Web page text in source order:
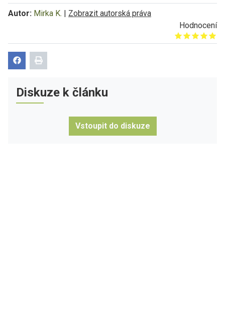
Autor: Mirka K. | Zobrazit autorská práva
Hodnocení
Give it 1/5
Give it 2/5
Give it 3/5
Give it 4/5
Give it 5/5
Diskuze k článku
Vstoupit do diskuze